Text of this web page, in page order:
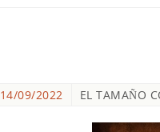
14/09/2022 EL TAMAÑO